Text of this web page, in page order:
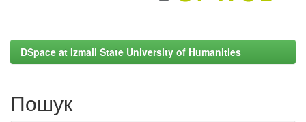
DSpace at Izmail State University of Humanities
Пошук